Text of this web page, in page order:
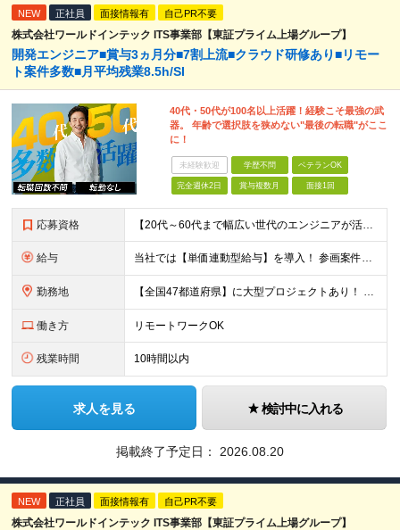
NEW 正社員 面接情報有 自己PR不要
株式会社ワールドインテック ITS事業部【東証プライム上場グループ】
開発エンジニア■賞与3ヵ月分■7割上流■クラウド研修あり■リモー
ト案件多数■月平均残業8.5h/SI
40代・50代が100名以上活躍！経験こそ最強の武
器。 年齢で選択肢を狭めない"最後の転職"がここ
に！
未経験歓迎 学歴不問 ベテランOK
完全週休2日 賞与複数月 面接1回
応募資格 【20代～60代まで幅広い世代のエンジニアが活躍してます】 ■学歴不問 ■転職回数不問 ■開発経験（年数不問）をお持ちの方
給与 当社では【単価連動型給与】を導入！ 参画案件の契約単価に連動して給与が決定。 還元率は単価の【70％～80％】と東証プライム上場グループとして高水準です！（社会保険料・教育コスト含む） ■関東：月給
勤務地 【全国47都道府県】に大型プロジェクトあり！ 主要勤務地： 北海道/宮城県/栃木県/埼玉県/千葉県/東京都/神奈川県/愛知県/大阪府/京都府/兵庫県/広島県/福岡県/熊本県 ※勤務エリアは、あなたの
働き方 リモートワークOK
残業時間 10時間以内
求人を見る 検討中に入れる
掲載終了予定日： 2026.08.20
NEW 正社員 面接情報有 自己PR不要
株式会社ワールドインテック ITS事業部【東証プライム上場グループ】